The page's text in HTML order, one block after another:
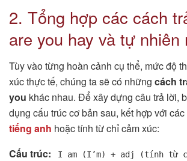
2. Tổng hợp các cách
are you hay và tự nhiên
Tùy vào từng hoàn cảnh cụ thể, mức độ
xúc thực tế, chúng ta sẽ có những cách
you khác nhau. Để xây dựng câu trả lời,
dụng cấu trúc cơ bản sau, kết hợp với các
tiếng anh hoặc tính từ chỉ cảm xúc:
Cấu trúc:
I am (I’m) + adj (tính từ